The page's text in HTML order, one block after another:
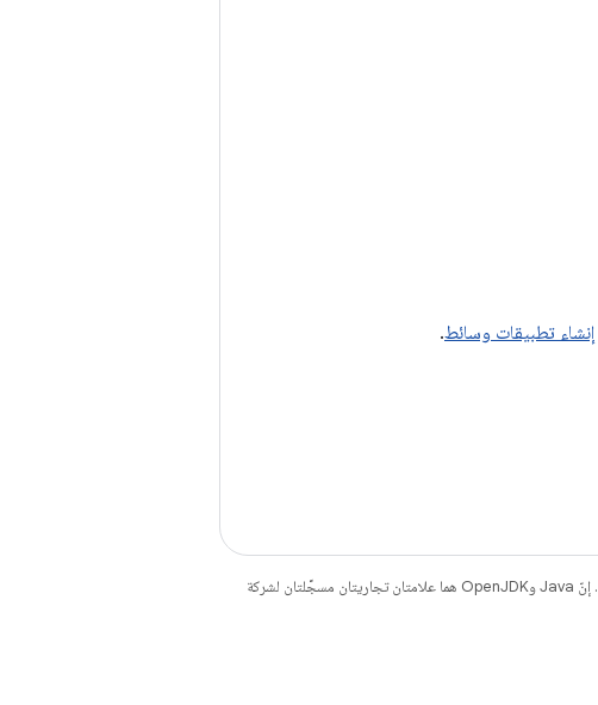
إنشاء تطبيقات وسائط.
. إنّ Java وOpenJDK هما علامتان تجاريتان مسجَّلتان لشركة